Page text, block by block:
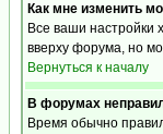
Как мне изменить
Все ваши настройки
вверху форума, но
Вернуться к началу
В форумах
Время обычно